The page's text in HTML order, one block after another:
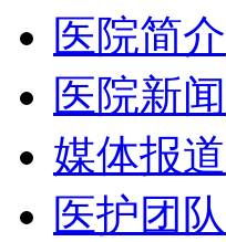
医院简介
医院新闻
媒体报道
医护团队